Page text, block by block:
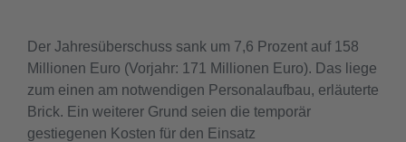
Der Jahresüberschuss sank um 7,6 Prozent auf 158
Millionen Euro (Vorjahr: 171 Millionen Euro). Das liege
zum einen am notwendigen Personalaufbau, erläuterte
Brick. Ein weiterer Grund seien die temporär
gestiegenen Kosten für den Einsatz